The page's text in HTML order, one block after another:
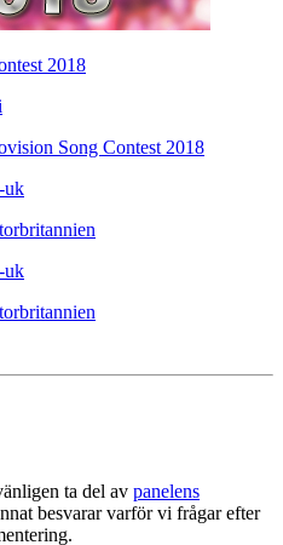
2018
Song Contest 2018
ta del av panelens
besvarar varför vi frågar efter